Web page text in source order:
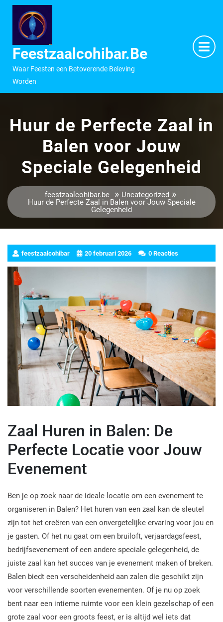
inhoud
Feestzaalcohibar.be
Waar Feesten een Betoverende Beleving
Worden
Huur de Perfecte Zaal in
Balen voor Jouw
Speciale Gelegenheid
feestzaalcohibar.be» Uncategorized»
Huur de Perfecte Zaal in Balen voor Jouw Speciale
Gelegenheid
feestzaalcohibar 20 februari 2026 0 Reacties
Zaal Huren in Balen: De
Perfecte Locatie voor Jouw
Evenement
Ben je op zoek naar de ideale locatie om een evenement te
organiseren in Balen? Het huren van een zaal kan de sleutel
zijn tot het creëren van een onvergetelijke ervaring voor jou en
je gasten. Of het nu gaat om een bruiloft, verjaardagsfeest,
bedrijfsevenement of een andere speciale gelegenheid, de
juiste zaal kan het succes van je evenement maken of breken.
Balen biedt een verscheidenheid aan zalen die geschikt zijn
voor verschillende soorten evenementen. Of je nu op zoek
bent naar een intieme ruimte voor een klein gezelschap of een
grote zaal voor een groots feest, er is altijd wel iets dat